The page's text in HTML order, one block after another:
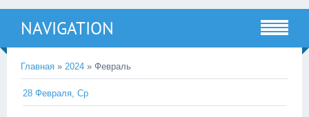
NAVIGATION
Главная » 2024 » Февраль
28 Февраля, Ср